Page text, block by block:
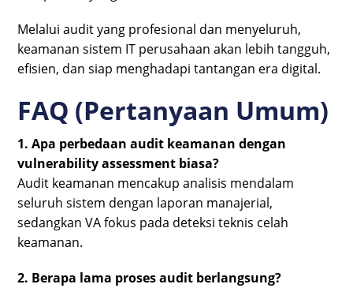
Melalui audit yang profesional dan menyeluruh,
keamanan sistem IT perusahaan akan lebih tangguh,
efisien, dan siap menghadapi tantangan era digital.
FAQ (Pertanyaan Umum)
1. Apa perbedaan audit keamanan dengan
vulnerability assessment biasa?
Audit keamanan mencakup analisis mendalam
seluruh sistem dengan laporan manajerial,
sedangkan VA fokus pada deteksi teknis celah
keamanan.
2. Berapa lama proses audit berlangsung?